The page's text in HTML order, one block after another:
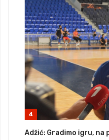
4
Adžić: Gradimo igru, na